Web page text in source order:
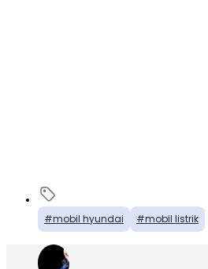
mobil hyundai mobil listrik